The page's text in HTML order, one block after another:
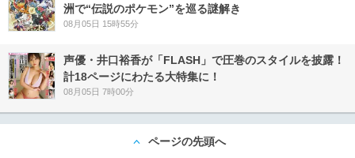
洲で“伝説のポケモン”を巡る謎解き
08月05日 15時55分
声優・井口裕香が「FLASH」で圧巻のスタイルを披露！
計18ページにわたる大特集に！
08月05日 7時00分
ページの先頭へ